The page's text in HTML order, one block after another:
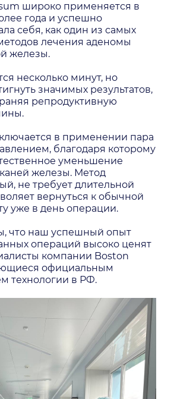
широко применяется в
года и успешно
себя, как один из самых
лечения аденомы
железы.
несколько минут, но
значимых результатов,
репродуктивную
в применении пара
благодаря которому
уменьшение
железы. Метод
не требует длительной
вернуться к обычной
уже в день операции.
что наш успешный опыт
операций высоко ценят
компании Boston
официальным
технологии в РФ.